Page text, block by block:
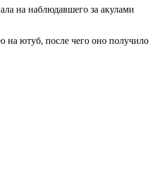
на наблюдавшего за акулами
на ютуб, после чего оно получило